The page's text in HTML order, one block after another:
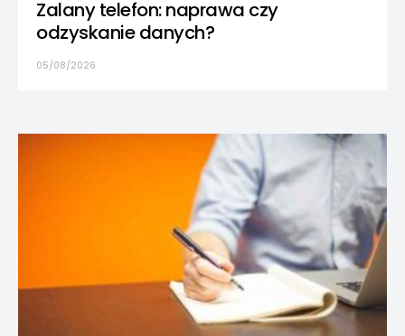
Zalany telefon: naprawa czy
odzyskanie danych?
05/08/2026